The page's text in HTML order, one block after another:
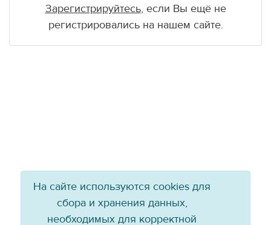
Зарегистрируйтесь, если Вы ещё не
регистрировались на нашем сайте.
На сайте используются cookies для
сбора и хранения данных,
необходимых для корректной